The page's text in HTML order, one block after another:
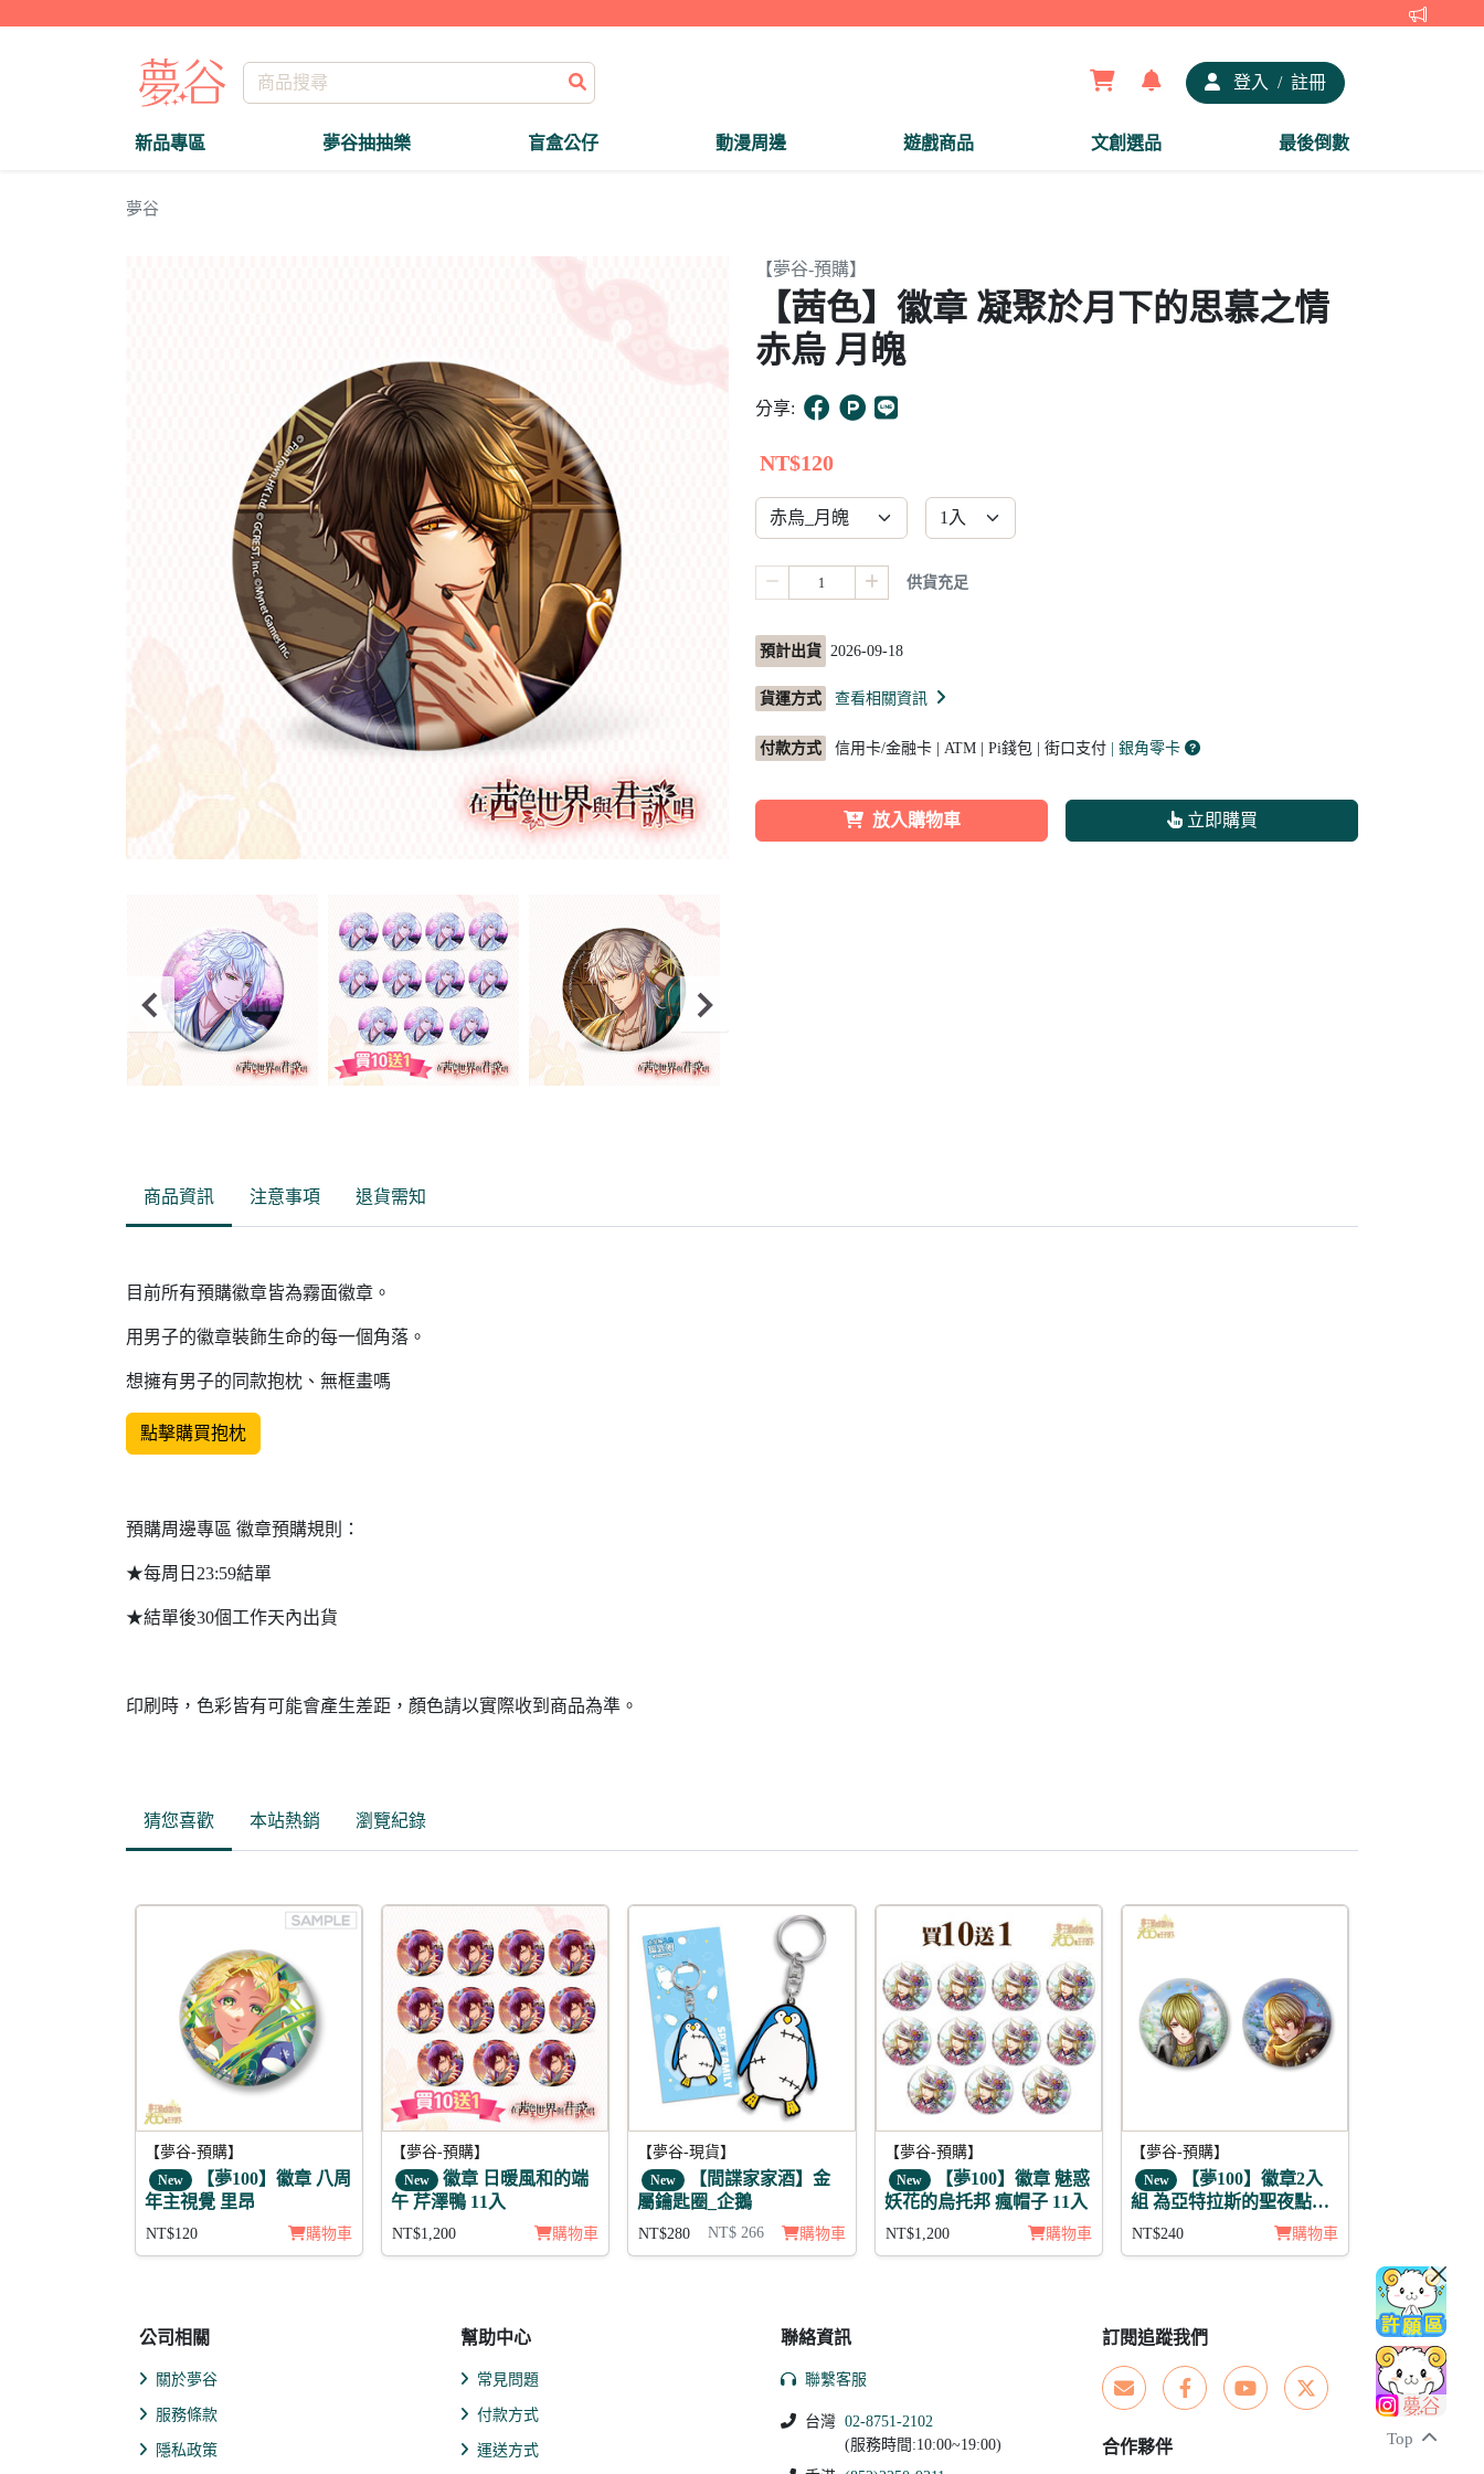
【夢谷
登入 / 註冊
新品專區 夢谷抽抽樂 盲盒公仔 動漫周邊 遊戲商品 文創選品 最後倒數
Top
夢谷
【夢谷-預購】
【茜色】徽章 凝聚於月下的思慕之情
赤烏 月魄
分享:
NT$120
供貨充足
預計出貨 2026-09-18
貨運方式 查看相關資訊
付款方式 信用卡/金融卡 | ATM | Pi錢包 | 街口支付 | 銀角零卡
放入購物車 立即購買
商品資訊 注意事項 退貨需知
目前所有預購徽章皆為霧面徽章。
用男子的徽章裝飾生命的每一個角落。
想擁有男子的同款抱枕、無框畫嗎
點擊購買抱枕
預購周邊專區 徽章預購規則：
★每周日23:59結單
★結單後30個工作天內出貨
印刷時，色彩皆有可能會產生差距，顏色請以實際收到商品為準。
猜您喜歡 本站熱銷 瀏覽紀錄
【夢谷-預購】
New 【夢100】徽章 八周
年主視覺 里昂
NT$120 購物車
【夢谷-預購】
New 徽章 日暖風和的端
午 芹澤鴨 11入
NT$1,200 購物車
95折
【夢谷-現貨】
New 【間諜家家酒】金
屬鑰匙圈_企鵝
NT$280 NT$ 266 購物車
【夢谷-預購】
New
【夢100】徽章 魅惑
妖花的烏托邦 瘋帽子 11入
NT$1,200 購物車
【夢谷-預購】
New
【夢100】徽章2入
組 為亞特拉斯的聖夜點燃
夢之火 希里爾
NT$240 購物車
公司相關
關於夢谷
服務條款
隱私政策
幫助中心
常見問題
付款方式
運送方式
聯絡資訊
聯繫客服
台灣 02-8751-2102
(服務時間:10:00~19:00)
訂閱追蹤我們
合作夥伴